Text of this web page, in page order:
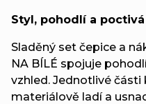
Styl, pohodlí a
Sladěný set čepice a
NA BÍLÉ spojuje
vzhled. Jednotlivé části
materiálově ladí a